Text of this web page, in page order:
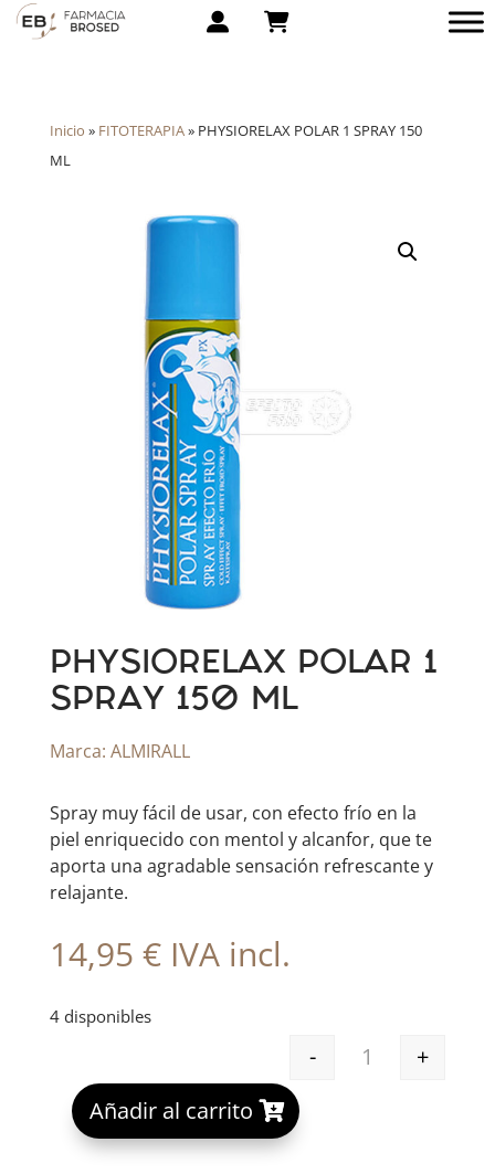
Inicio » FITOTERAPIA» PHYSIORELAX POLAR 1 SPRAY 150
ML
PHYSIORELAX POLAR 1
SPRAY 150 ML
Marca: ALMIRALL
Spray muy fácil de usar, con efecto frío en la
piel enriquecido con mentol y alcanfor, que te
aporta una agradable sensación refrescante y
relajante.
14,95 € IVA incl.
4 disponibles
PHYSIORELAX
-
+
Añadir al carrito
A